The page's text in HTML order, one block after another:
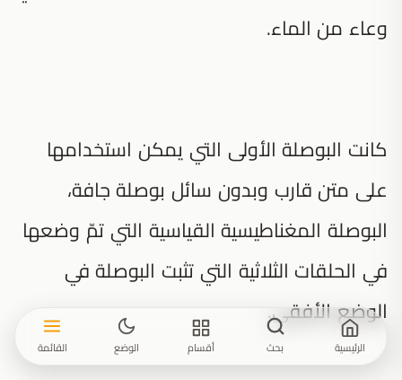
وعاء من الماء.
كانت البوصلة الأولى التي يمكن استخدامها
على متن قارب وبدون سائل بوصلة جافة،
البوصلة المغناطيسية القياسية التي تمّ وضعها
في الحلقات الثلاثية التي تثبت البوصلة في
الوضع الأفقي.
الرئيسية بحث أقسام الوضع القائمة